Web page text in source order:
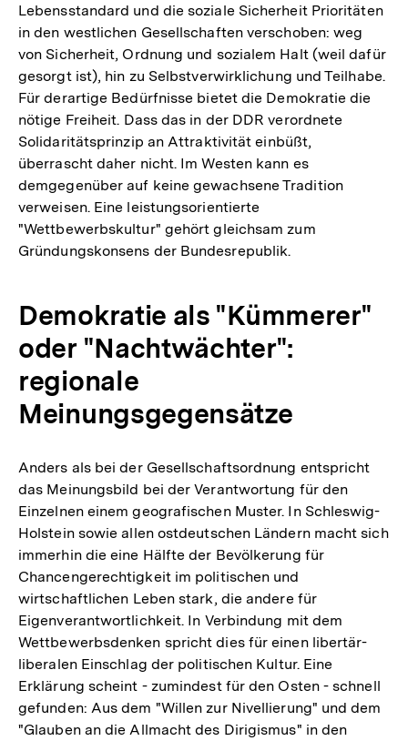
der
Fußnote
Lebensstandard und die soziale Sicherheit Prioritäten
in den westlichen Gesellschaften verschoben: weg
von Sicherheit, Ordnung und sozialem Halt (weil dafür
gesorgt ist), hin zu Selbstverwirklichung und Teilhabe.
Für derartige Bedürfnisse bietet die Demokratie die
nötige Freiheit. Dass das in der DDR verordnete
Solidaritätsprinzip an Attraktivität einbüßt,
überrascht daher nicht. Im Westen kann es
demgegenüber auf keine gewachsene Tradition
verweisen. Eine leistungsorientierte
"Wettbewerbskultur" gehört gleichsam zum
Gründungskonsens der Bundesrepublik.
Demokratie als "Kümmerer"
oder "Nachtwächter":
regionale
Meinungsgegensätze
Anders als bei der Gesellschaftsordnung entspricht
das Meinungsbild bei der Verantwortung für den
Einzelnen einem geografischen Muster. In Schleswig-
Holstein sowie allen ostdeutschen Ländern macht sich
immerhin die eine Hälfte der Bevölkerung für
Chancengerechtigkeit im politischen und
wirtschaftlichen Leben stark, die andere für
Eigenverantwortlichkeit. In Verbindung mit dem
Wettbewerbsdenken spricht dies für einen libertär-
liberalen Einschlag der politischen Kultur. Eine
Erklärung scheint - zumindest für den Osten - schnell
gefunden: Aus dem "Willen zur Nivellierung" und dem
"Glauben an die Allmacht des Dirigismus" in den